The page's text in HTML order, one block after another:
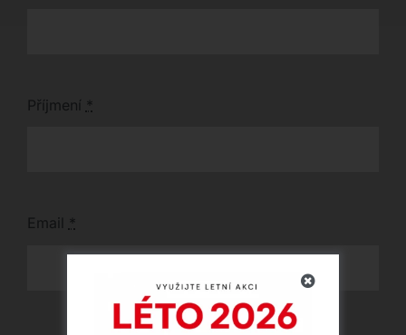
Příjmení *
Email *